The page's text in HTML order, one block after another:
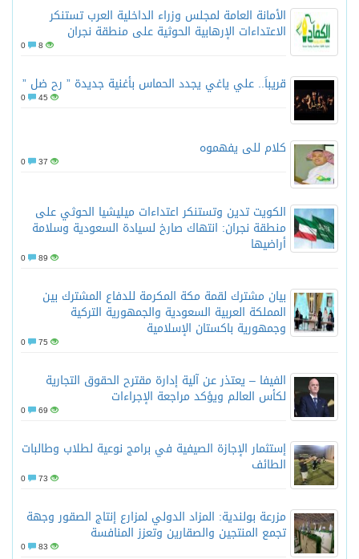
الأمانة العامة لمجلس وزراء الداخلية العرب تستنكر
الاعتداءات الإرهابية الحوثية على منطقة نجران
8
قريباً.. علي ياغي يجدد الحماس بأغنية جديدة ” رح ضل ”
45
كلام للى يفهموه
37
الكويت تدين وتستنكر اعتداءات ميليشيا الحوثي على
منطقة نجران: انتهاك صارخ لسيادة السعودية وسلامة
أراضيها
89
بيان مشترك لقمة مكة المكرمة للدفاع المشترك بين
المملكة العربية السعودية والجمهورية التركية
وجمهورية باكستان الإسلامية
75
الفيفا – يعتذر عن آلية إدارة مقترح الحقوق التجارية
لكأس العالم ويؤكد مراجعة الإجراءات
69
إستثمار الإجازة الصيفية في برامج نوعية لطلاب وطالبات
الطائف
73
مزرعة بولندية: المزاد الدولي لمزارع إنتاج الصقور وجهة
تجمع المنتجين والصقارين وتعزز المنافسة
83